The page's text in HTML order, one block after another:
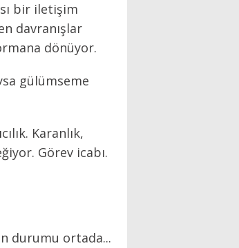
bir iletişim
davranışlar
dönüyor.
gülümseme
Karanlık,
Görev icabı.
durumu ortada...